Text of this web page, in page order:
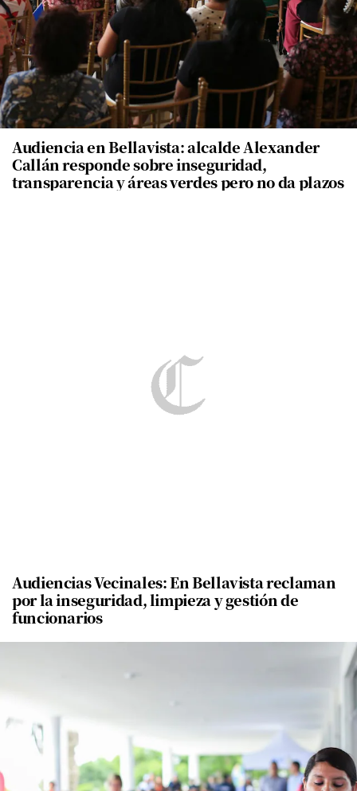
Audiencia en Bellavista: alcalde Alexander
Callán responde sobre inseguridad,
transparencia y áreas verdes pero no da plazos
Audiencias Vecinales: En Bellavista reclaman
por la inseguridad, limpieza y gestión de
funcionarios